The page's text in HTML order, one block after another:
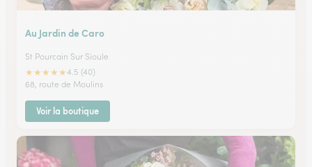
Au Jardin de Caro
St Pourcain Sur Sioule
★★★★★4.5 (40)
68, route de Moulins
Voir la boutique